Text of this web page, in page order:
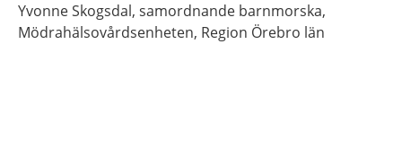
YvonneSkogsdal, samordnande barnmorska,
Mödrahälsovårdsenheten, Region Örebro län